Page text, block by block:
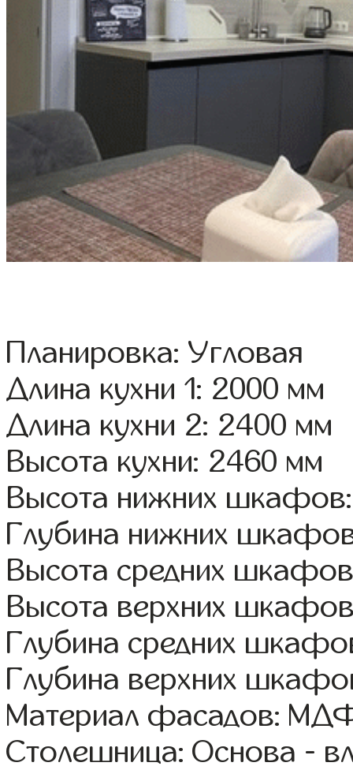
Планировка: Угловая
Длина кухни 1: 2000 мм
Длина кухни 2: 2400 мм
Высота кухни: 2460 мм
Высота нижних
Глубина нижних
Высота средних
Высота верхних
Глубина средних
Глубина верхних
Материал фасадов:
Столешница: Основа -